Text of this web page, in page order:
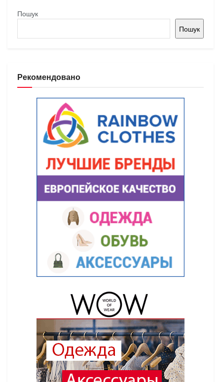
Пошук
Пошук
Рекомендовано